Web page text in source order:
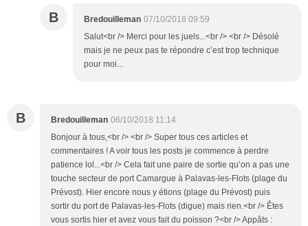
B Bredouilleman 07/10/2018 09:59
Salut<br /> Merci pour les juels...<br /> <br /> Désolé
mais je ne peux pas te répondre c’est trop technique
pour moi...
B Bredouilleman 06/10/2018 11:14
Bonjour à tous,<br /> <br /> Super tous ces articles et
commentaires ! A voir tous les posts je commence à perdre
patience lol...<br /> Cela fait une paire de sortie qu’on a pas une
touche secteur de port Camargue à Palavas-les-Flots (plage du
Prévost). Hier encore nous y étions (plage du Prévost) puis
sortir du port de Palavas-les-Flots (digue) mais rien.<br /> Êtes
vous sortis hier et avez vous fait du poisson ?<br /> Appâts :